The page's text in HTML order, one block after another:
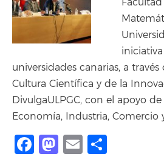
universidades canarias, a
Cultura Científica y de la
DivulgaULPGC, con el apoyo
Economía, Industria, Comercio
Facebook
Mastodon
Email